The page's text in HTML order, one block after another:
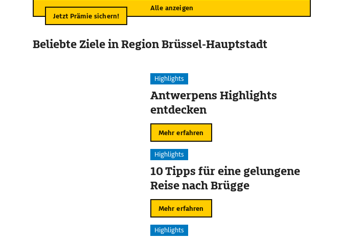
Alle anzeigen
Jetzt Prämie sichern!
Beliebte Ziele in Region Brüssel-Hauptstadt
Highlights
Antwerpens Highlights
entdecken
Mehr erfahren
Highlights
10 Tipps für eine gelungene
Reise nach Brügge
Mehr erfahren
Highlights